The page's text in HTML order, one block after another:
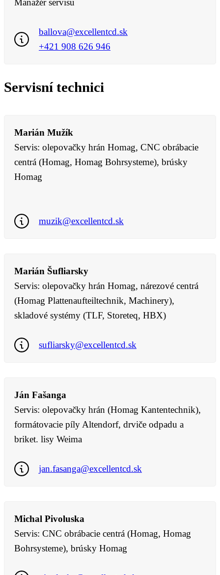
Manažér servisu
ballova@excellentcd.sk
+421 908 626 946
Servisní technici
Marián Mužík
Servis: olepovačky hrán Homag, CNC obrábacie
centrá (Homag, Homag Bohrsysteme), brúsky
Homag
muzik@excellentcd.sk
Marián Šufliarsky
Servis: olepovačky hrán Homag, nárezové centrá
(Homag Plattenaufteiltechnik, Machinery),
skladové systémy (TLF, Storeteq, HBX)
sufliarsky@excellentcd.sk
Ján Fašanga
Servis: olepovačky hrán (Homag Kantentechnik),
formátovacie píly Altendorf, drviče odpadu a
briket. lisy Weima
jan.fasanga@excellentcd.sk
Michal Pivoluska
Servis: CNC obrábacie centrá (Homag, Homag
Bohrsysteme), brúsky Homag